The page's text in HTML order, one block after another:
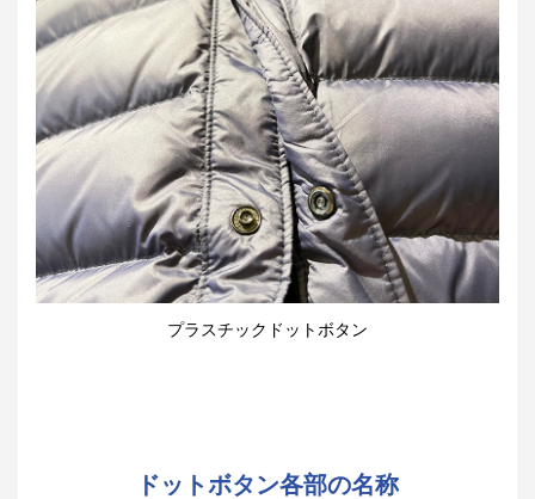
プラスチックドットボタン
ドットボタン各部の名称